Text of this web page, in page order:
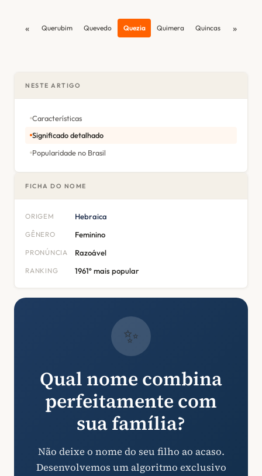
« Querubim Quevedo Quezia Quimera Quincas »
NESTE ARTIGO
Características
Significado detalhado
Popularidade no Brasil
FICHA DO NOME
ORIGEM Hebraica
GÊNERO Feminino
PRONÚNCIA Razoável
RANKING 1961º mais popular
✨
Qual nome combina
perfeitamente com
sua família?
Não deixe o nome do seu filho ao acaso.
Desenvolvemos um algoritmo exclusivo